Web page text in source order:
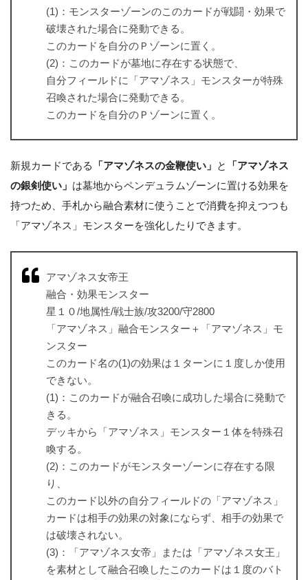
(1)：モンスターゾーンのこのカードが戦闘・効果で
破壊された場合に発動できる。
このカードを自分のＰゾーンに置く。
(2)：このカードが墓地に存在する状態で、
自分フィールドに「アマゾネス」モンスターが特殊
召喚された場合に発動できる。
このカードを自分のＰゾーンに置く。
新規カードである 「アマゾネスの金鞭使い」 と
「アマゾネス
の銀剣使い」 は墓地からペンデュラムゾーンに置ける効果を
持つため、手札から融合素材に使うことで消費を抑えつつも
「アマゾネス」モンスターを強化したりできます。
アマゾネス女帝王
融合・効果モンスター
星１０/地属性/戦士族/攻3200/守2800
「アマゾネス」融合モンスター＋「アマゾネス」モ
ンスター
このカード名の(1)の効果は１ターンに１度しか使用
できない。
(1)：このカードが融合召喚に成功した場合に発動で
きる。
デッキから「アマゾネス」モンスター１体を特殊召
喚する。
(2)：このカードがモンスターゾーンに存在する限
り、
このカード以外の自分フィールドの「アマゾネス」
カードは相手の効果の対象にならず、相手の効果で
は破壊されない。
(3)：「アマゾネス女帝」または「アマゾネス女王」
を素材として融合召喚したこのカードは１度のバト